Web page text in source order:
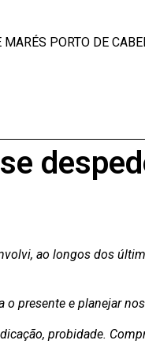
MARÉS PORTO DE
ao longos dos
presente e planejar
probidade.